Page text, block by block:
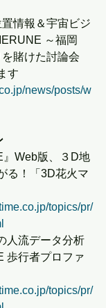
置情報＆宇宙ビジ
～福岡
賭けた討論会
す
news/posts/w
』Web版、３D地
る！「3D花火マ
topics/pr/
人流データ分析
歩行者プロファ
topics/pr/